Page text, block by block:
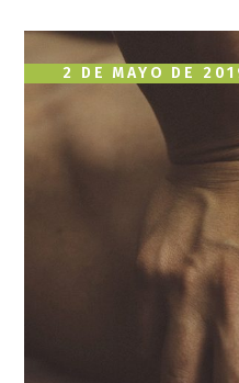
2 DE MAYO DE